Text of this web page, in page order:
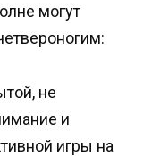
могут
не
и
игры на